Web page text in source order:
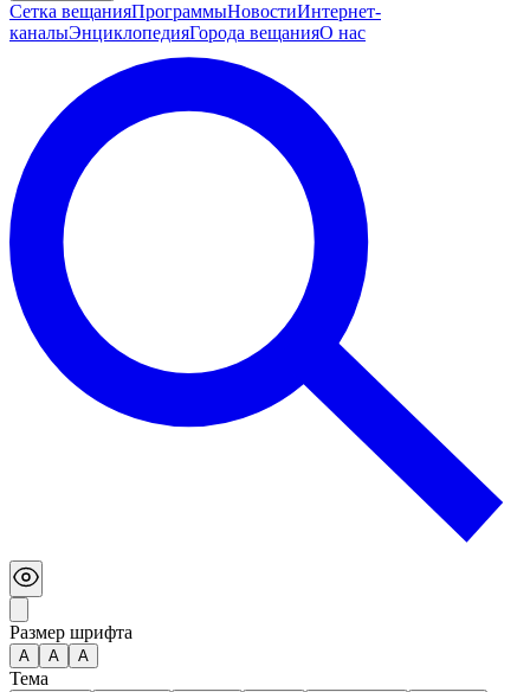
Сетка вещанияПрограммыНовостиИнтернет-
каналыЭнциклопедияГорода вещанияО нас
Размер шрифта
А A A
Тема